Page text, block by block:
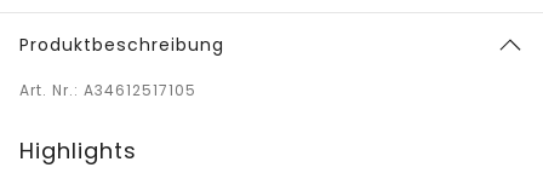
Produktbeschreibung
Art. Nr.: A34612517105
Highlights